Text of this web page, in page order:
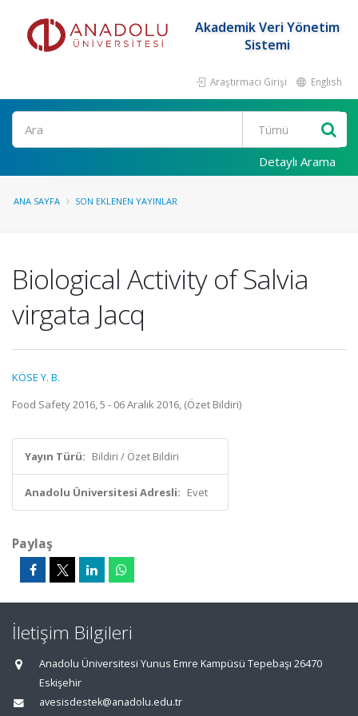
Akademik Veri Yönetim
Sistemi
Araştırmacı Girişi English
Ara
Detaylı Arama
ANA SAYFA SON EKLENEN YAYINLAR
Biological Activity of Salvia
virgata Jacq
KÖSE Y. B.
Food Safety 2016, 5 - 06 Aralık 2016, (Özet Bildiri)
Yayın Türü: Bildiri / Özet Bildiri
Anadolu Üniversitesi Adresli: Evet
Paylaş
İletişim Bilgileri
Anadolu Üniversitesi Yunus Emre Kampüsü Tepebaşı 26470
Eskişehir
avesisdestek@anadolu.edu.tr